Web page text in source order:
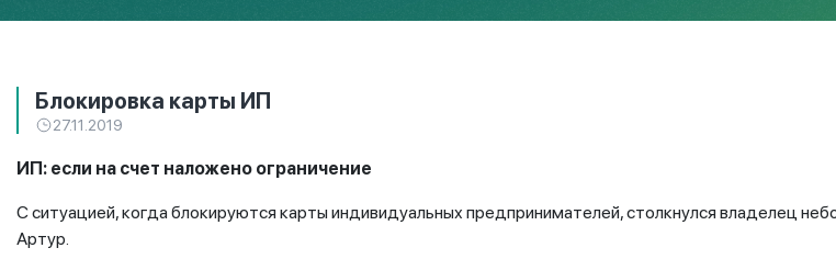
Блокировка карты ИП
27.11.2019
ИП: если на счет наложено ограничение
С ситуацией, когда блокируются карты индивидуальных предпринимателей, столкнулся владелец
Артур.